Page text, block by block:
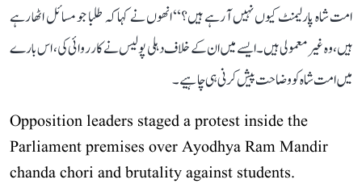
امت شاہ پارلیمنٹ کیوں نہیں آ رہے ہیں؟‘‘ انھوں نے کہا کہ طلبا جو مسائل اٹھا رہے
ہیں، وہ غیر معمولی ہیں۔ ایسے میں ان کے خلاف دہلی پولیس نے کارروائی کی، اس بارے
میں امت شاہ کو وضاحت پیش کرنی ہی چاہیے۔
Opposition leaders staged a protest inside the
Parliament premises over Ayodhya Ram Mandir
chanda chori and brutality against students.